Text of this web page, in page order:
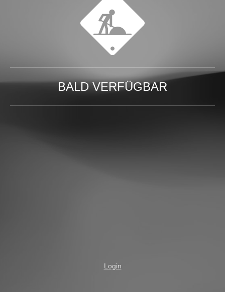
BALD VERFÜGBAR
Login